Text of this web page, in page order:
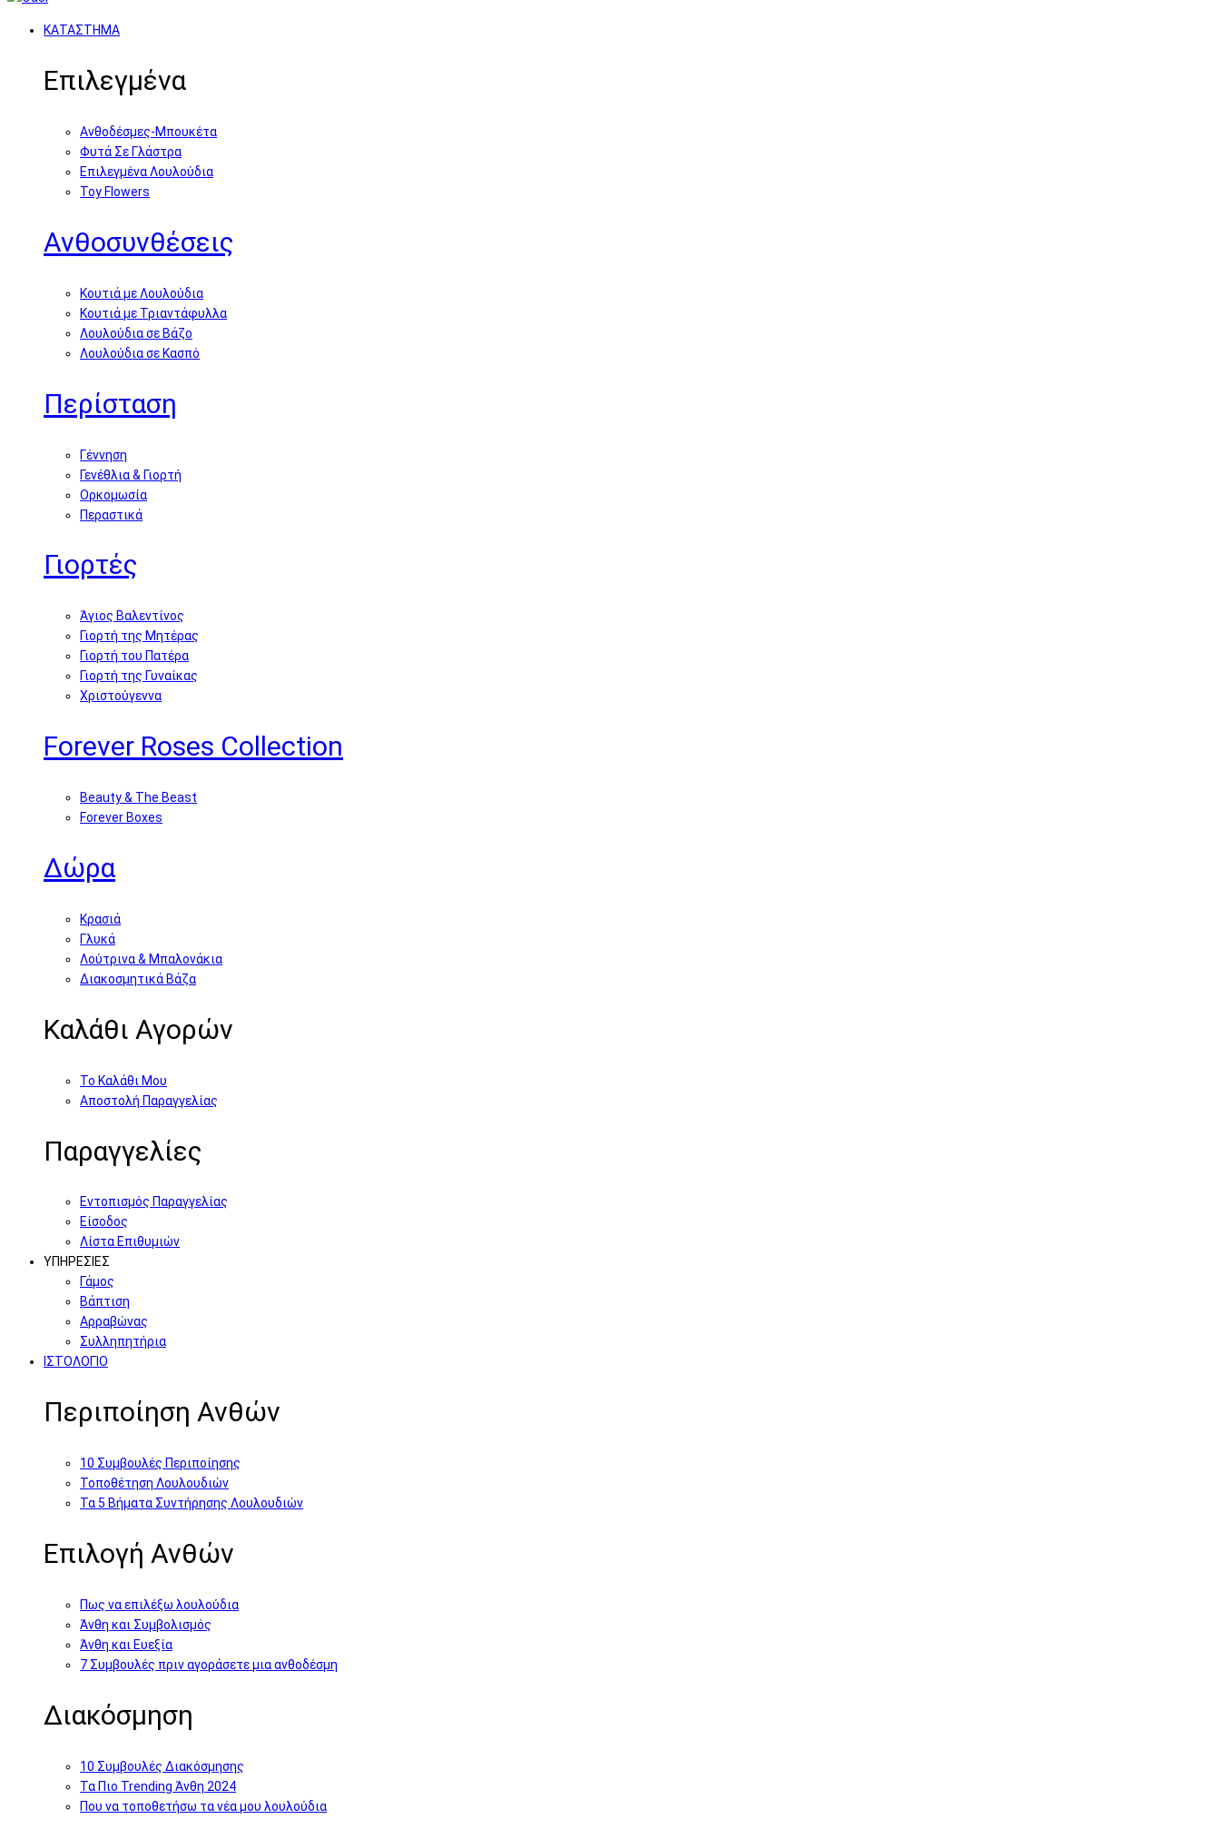
ΚΑΤΑΣΤΗΜΑ
Επιλεγμένα
Ανθοδέσμες-Μπουκέτα
Φυτά Σε Γλάστρα
Επιλεγμένα Λουλούδια
Toy Flowers
Ανθοσυνθέσεις
Κουτιά με Λουλούδια
Κουτιά με Τριαντάφυλλα
Λουλούδια σε Βάζο
Λουλούδια σε Κασπό
Περίσταση
Γέννηση
Γενέθλια & Γιορτή
Ορκομωσία
Περαστικά
Γιορτές
Άγιος Βαλεντίνος
Γιορτή της Μητέρας
Γιορτή του Πατέρα
Γιορτή της Γυναίκας
Χριστούγεννα
Forever Roses Collection
Beauty & The Beast
Forever Boxes
Δώρα
Κρασιά
Γλυκά
Λούτρινα & Μπαλονάκια
Διακοσμητικά Βάζα
Καλάθι Αγορών
Το Καλάθι Μου
Αποστολή Παραγγελίας
Παραγγελίες
Εντοπισμός Παραγγελίας
Είσοδος
Λίστα Επιθυμιών
ΥΠΗΡΕΣΙΕΣ
Γάμος
Βάπτιση
Αρραβώνας
Συλληπητήρια
ΙΣΤΟΛΟΓΙΟ
Περιποίηση Ανθών
10 Συμβουλές Περιποίησης
Τοποθέτηση Λουλουδιών
Τα 5 Βήματα Συντήρησης Λουλουδιών
Επιλογή Ανθών
Πως να επιλέξω λουλούδια
Άνθη και Συμβολισμός
Άνθη και Ευεξία
7 Συμβουλές πριν αγοράσετε μια ανθοδέσμη
Διακόσμηση
10 Συμβουλές Διακόσμησης
Τα Πιο Trending Άνθη 2024
Που να τοποθετήσω τα νέα μου λουλούδια